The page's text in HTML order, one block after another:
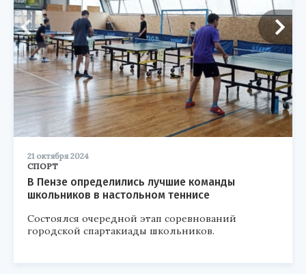
21 октября 2024
СПОРТ
В Пензе определились лучшие команды
школьников в настольном теннисе
Состоялся очередной этап соревнований
городской спартакиады школьников.